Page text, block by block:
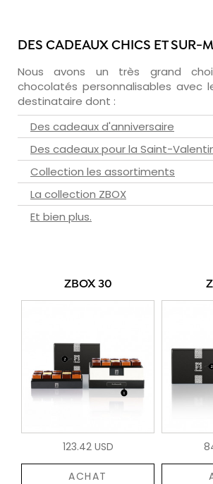
DES CADEAUX CHICS ET SUR-
Nous avons un très grand
chocolatés personnalisables avec
destinataire dont :
Des cadeaux d'anniversaire
Des cadeaux pour la Saint-
Collection les assortiments
La collection ZBOX
Et bien plus.
ZBOX 30
123.42 USD
ACHAT